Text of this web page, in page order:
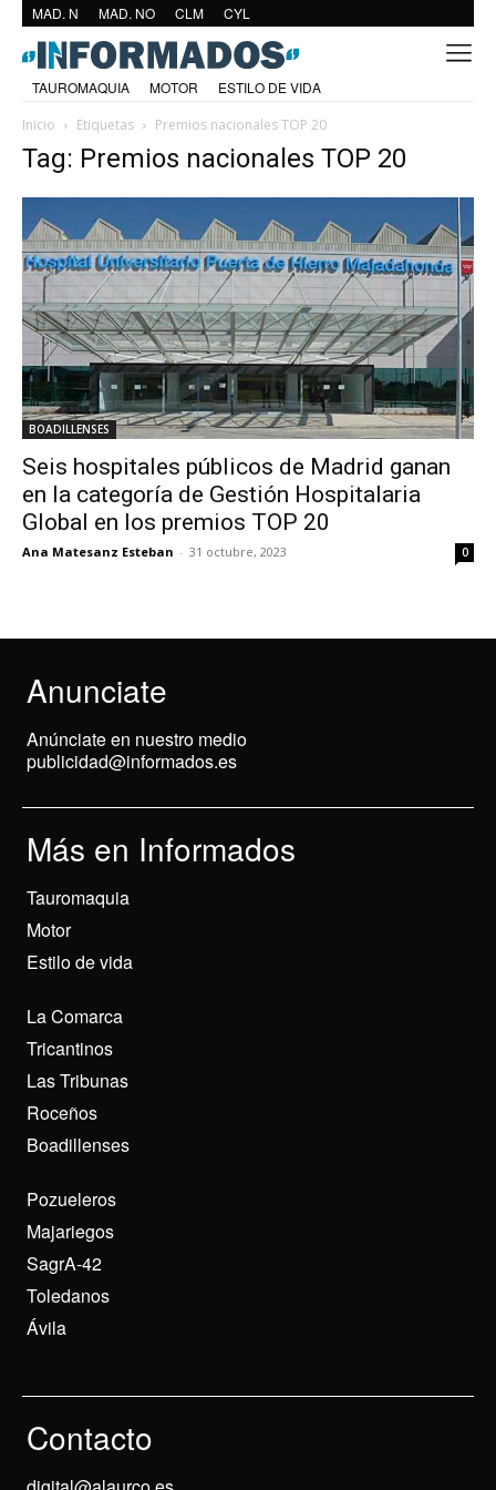
MAD. N MAD. NO CLM CYL
TAUROMAQUIA MOTOR
ESTILO DE VIDA
Inicio
Etiquetas Premios nacionales TOP 20
Tag: Premios nacionales TOP 20
BOADILLENSES
Seis hospitales públicos de Madrid ganan
en la categoría de Gestión Hospitalaria
Global en los premios TOP 20
Ana Matesanz Esteban - 31 octubre, 2023 0
Anunciate
Anúnciate en nuestro medio
publicidad@informados.es
Más en Informados
Tauromaquia
Motor
Estilo de vida
La Comarca
Tricantinos
Las Tribunas
Roceños
Boadillenses
Pozueleros
Majariegos
SagrA-42
Toledanos
Ávila
Contacto